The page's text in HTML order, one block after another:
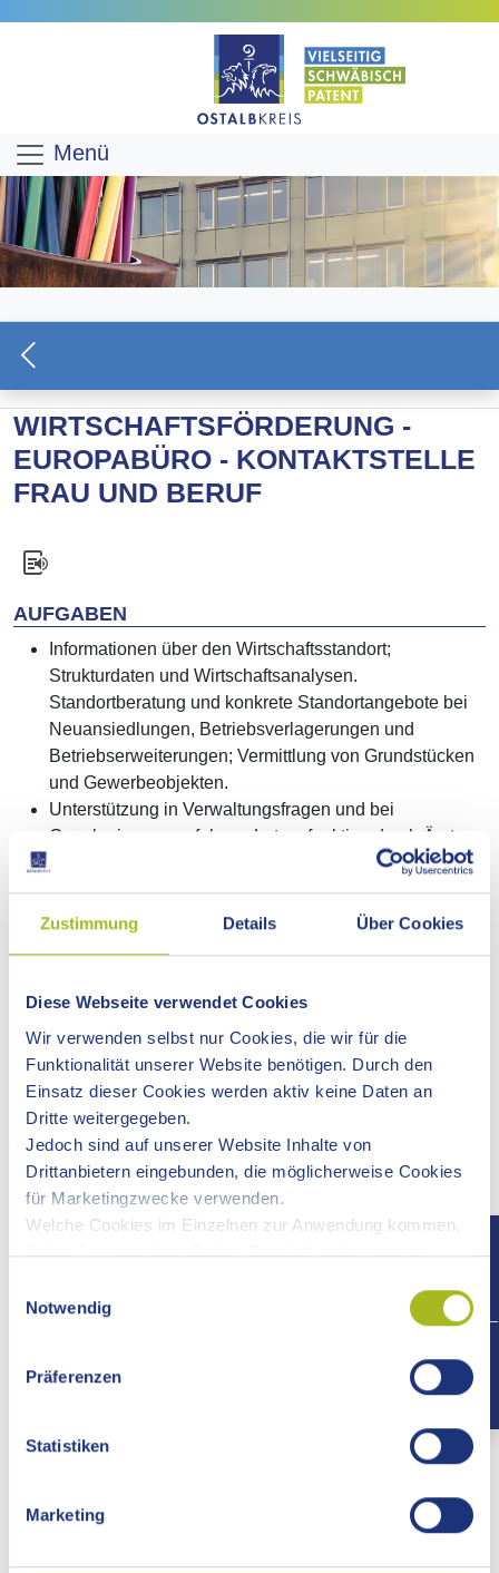
Zustimmung Details Über Cookies
Diese Webseite verwendet Cookies
Wir verwenden selbst nur Cookies, die wir für die
Funktionalität unserer Website benötigen. Durch den
Einsatz dieser Cookies werden aktiv keine Daten an
Dritte weitergegeben.
Jedoch sind auf unserer Website Inhalte von
Drittanbietern eingebunden, die möglicherweise Cookies
für Marketingzwecke verwenden.
Welche Cookies im Einzelnen zur Anwendung kommen,
finden Sie unter dem Reiter „Details“ und in unserer
Notwendig
Präferenzen
Statistiken
Marketing
Menü
WIRTSCHAFTSFÖRDERUNG -
EUROPABÜRO - KONTAKTSTELLE
FRAU UND BERUF
AUFGABEN
Informationen über den Wirtschaftsstandort;
Strukturdaten und Wirtschaftsanalysen.
Standortberatung und konkrete Standortangebote bei
Neuansiedlungen, Betriebsverlagerungen und
Betriebserweiterungen; Vermittlung von Grundstücken
und Gewerbeobjekten.
Unterstützung in Verwaltungsfragen und bei
Genehmigungsverfahren; Lotsenfunktion durch Ämter,
Zusammenarbeit mit Verbänden, Kammern,
Hochschulen, Forschungs-, Transfer- und
Netzwerke; Einbindung der Wirtschaftsförderung in
Informationen über kommunale und staatliche
Fördermaßnahmen und Förderprogramme.
Beratung und Betreuung der Unternehmen vor Ort;
Informationen durch Betriebsbesuche.
Koordinierung von Maßnahmen und Projekten im
Rahmen
- der EU-Strukturförderung
- von LEADER
Kontaktstelle Frau und Beruf Ostwürttemberg
für die Wirtschaft und Förderung der gleichberechtigen
Teilhabe von Frauen am Erwerbsleben (Beratung,
Information und Veranstaltungen für Frauen und
Unternehmen, Netzwerkarbeit)